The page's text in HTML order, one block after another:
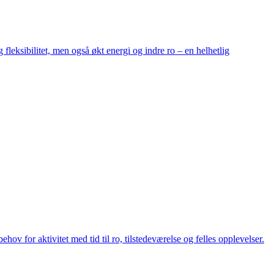
men også økt energi og indre ro – en helhetlig
for aktivitet med tid til ro, tilstedeværelse og felles opplevelser.